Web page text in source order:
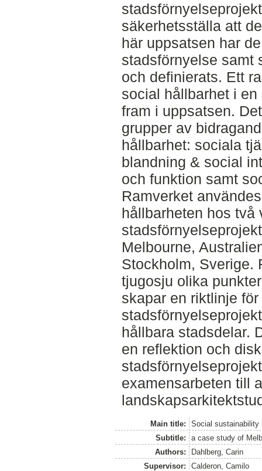
säkerhetsställa att
här uppsatsen har
stadsförnyelse samt
och definierats. Ett
social hållbarhet i
fram i uppsatsen.
grupper av
hållbarhet: sociala
blandning & social
och funktion samt
Ramverket
hållbarheten hos två
Melbourne,
Stockholm, Sverige.
tjugosju olika
skapar en riktlinje
hållbara stadsdelar.
en reflektion och
examensarbeten till
Main title:
Social sustainability
Subtitle:
a case study of
Authors:
Dahlberg, Carin
Supervisor:
Calderon, Camilo